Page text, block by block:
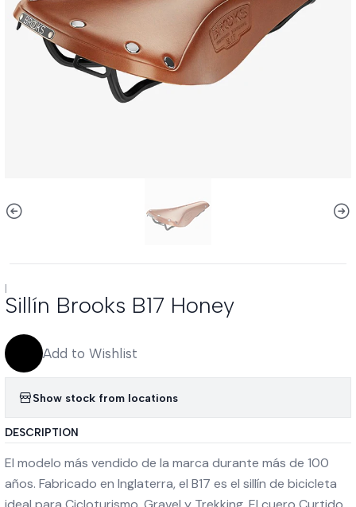
|
Sillín Brooks B17 Honey
Add to Wishlist
Show stock from locations
DESCRIPTION
El modelo más vendido de la marca durante más de 100
años. Fabricado en Inglaterra, el B17 es el sillín de bicicleta